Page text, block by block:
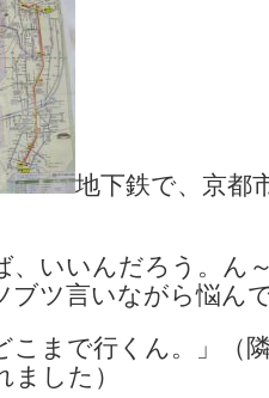
地下鉄で、京都
、いいんだろう。ん
ツ言いながら悩ん
こまで行くん。」（
した）